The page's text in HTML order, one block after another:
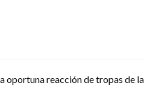
oportuna reacción de tropas de